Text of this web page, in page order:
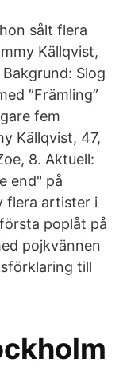
sålt flera
Källqvist,
Slog
”Främling”
fem
Källqvist, 47,
8. Aktuell:
end" på
flera artister i
poplåt på
pojkvännen
till